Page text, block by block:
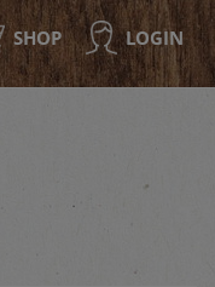
SHOP LOGIN